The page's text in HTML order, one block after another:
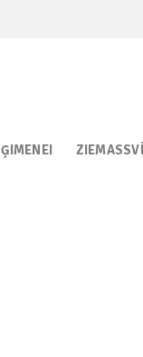
ĢIMENEI